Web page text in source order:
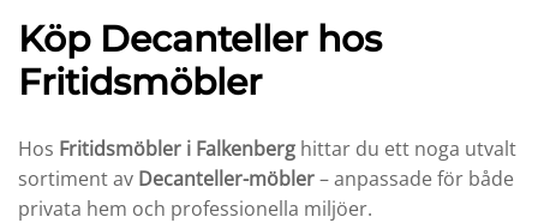
Köp Decanteller hos
Fritidsmöbler
Hos Fritidsmöbler i Falkenberg hittar du ett noga utvalt
sortiment av Decanteller-möbler– anpassade för både
privata hem och professionella miljöer.